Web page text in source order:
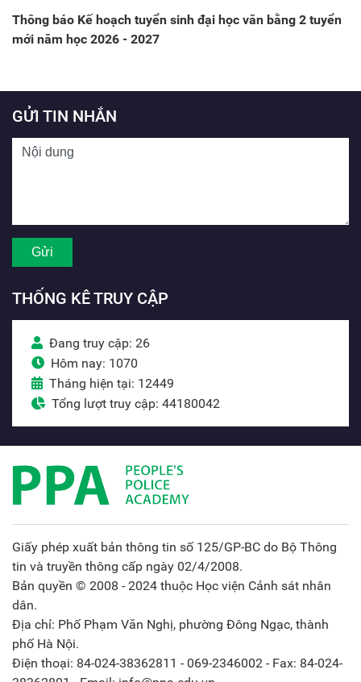
Thông báo Kế hoạch tuyển sinh đại học văn bằng 2 tuyển
mới năm học 2026 - 2027
GỬI TIN NHẮN
THỐNG KÊ TRUY CẬP
Đang truy cập: 26
Hôm nay: 1070
Tháng hiện tại: 12449
Tổng lượt truy cập: 44180042
Giấy phép xuất bản thông tin số 125/GP-BC do Bộ Thông
tin và truyền thông cấp ngày 02/4/2008.
Bản quyền © 2008 - 2024 thuộc Học viện Cảnh sát nhân
dân.
Địa chỉ: Phố Phạm Văn Nghị, phường Đông Ngạc, thành
phố Hà Nội.
Điện thoại: 84-024-38362811 - 069-2346002 - Fax: 84-024-